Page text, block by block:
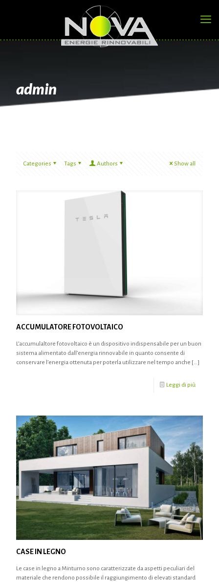
admin
Categories Tags Authors Show all
ACCUMULATORE FOTOVOLTAICO
L’accumulaltore fotovoltaico è un dispositivo indispensabile per un buon
sistema alimentato dall’energia rinnovabile in quanto consente di
conservare l’energia ottenuta per poterla utilizzare nel tempo anche […]
Leggi di più
CASE IN LEGNO
Le case in legno a Minturno sono caratterizzate da aspetti peculiari del
materiale che rendono possibile il raggiungimento di elevati standard